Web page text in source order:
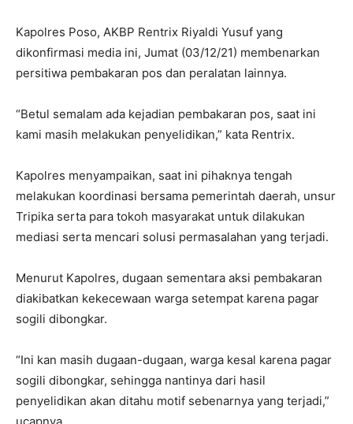
Kapolres Poso, AKBP Rentrix Riyaldi Yusuf yang
dikonfirmasi media ini, Jumat (03/12/21) membenarkan
persitiwa pembakaran pos dan peralatan lainnya.
“Betul semalam ada kejadian pembakaran pos, saat ini
kami masih melakukan penyelidikan,” kata Rentrix.
Kapolres menyampaikan, saat ini pihaknya tengah
melakukan koordinasi bersama pemerintah daerah, unsur
Tripika serta para tokoh masyarakat untuk dilakukan
mediasi serta mencari solusi permasalahan yang terjadi.
Menurut Kapolres, dugaan sementara aksi pembakaran
diakibatkan kekecewaan warga setempat karena pagar
sogili dibongkar.
“Ini kan masih dugaan-dugaan, warga kesal karena pagar
sogili dibongkar, sehingga nantinya dari hasil
penyelidikan akan ditahu motif sebenarnya yang terjadi,”